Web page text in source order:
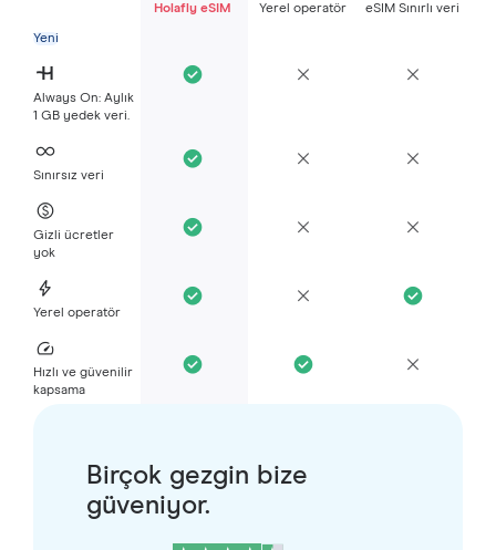
Holafly eSIM Yerel operatör eSIM Sınırlı veri
Yeni
Always On: Aylık
1 GB yedek veri.
Sınırsız veri
Gizli ücretler
yok
Yerel operatör
Hızlı ve güvenilir
kapsama
Birçok gezgin bize
güveniyor.